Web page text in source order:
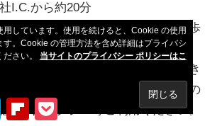
I.C.から約20分
車利用共に車で入れる場所から徒歩
。
部分が多いです。すれ違いができ
が発生する場合もあります。山道の
な方はタクシー等ご利用ください。
HatenaFlipboard
しています。使用を続けると、Cookie の使用
す。Cookie の管理方法を含め詳細はプライバシ
さい。 当サイトのプライバシー ポリシーはこ